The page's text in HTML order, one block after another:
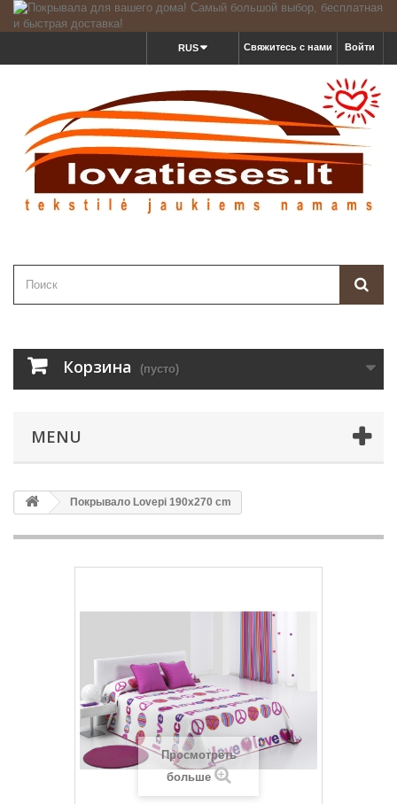
Войти
Свяжитесь с нами
RUS
Корзина (пусто)
MENU
Покрывало Lovepi 190x270 cm
Просмотреть
больше